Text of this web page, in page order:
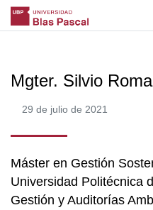
Mgter. Silvio
29 de julio de 2021
Máster en Gestión
Universidad Politécnica
Gestión y Auditorías